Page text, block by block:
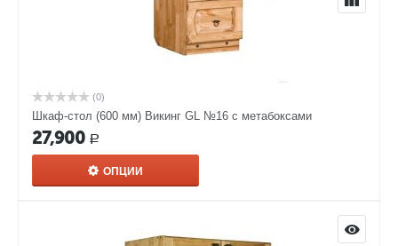
(0)
Шкаф-стол (600 мм) Викинг GL №16 с метабоксами
27,900 Р
ОПЦИИ